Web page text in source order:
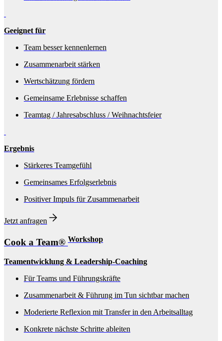
Geeignet für
Team besser kennenlernen
Zusammenarbeit stärken
Wertschätzung fördern
Gemeinsame Erlebnisse schaffen
Teamtag / Jahresabschluss / Weihnachtsfeier
Ergebnis
Stärkeres Teamgefühl
Gemeinsames Erfolgserlebnis
Positiver Impuls für Zusammenarbeit
Jetzt anfragen
Cook a Team® Workshop
Teamentwicklung & Leadership-Coaching
Für Teams und Führungskräfte
Zusammenarbeit & Führung im Tun sichtbar machen
Moderierte Reflexion mit Transfer in den Arbeitsalltag
Konkrete nächste Schritte ableiten